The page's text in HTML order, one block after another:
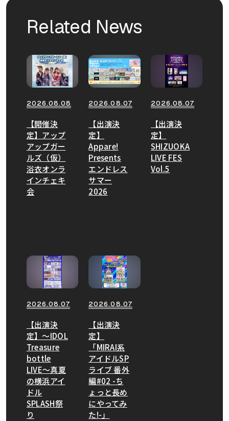
Related News
2026.08.08
【開催決
定】アップ
アップガー
ルズ（仮）
浴衣オンラ
インチェキ
会
2026.08.07
【出演決
定】
Appare!
Presents
エンドレス
サマー
2026
2026.08.07
【出演決
定】
SHIZUOKA
LIVE FES
Vol.5
2026.08.07
【出演決
定】〜IDOL
Treasure
bottle
LIVE〜真夏
の横浜アイ
ドル
SPLASH祭
り
2026.08.07
【出演決
定】
「MIRAI系
アイドルSP
ライブ 番外
編#02 -ち
ょっと長め
にやってみ
た!-」